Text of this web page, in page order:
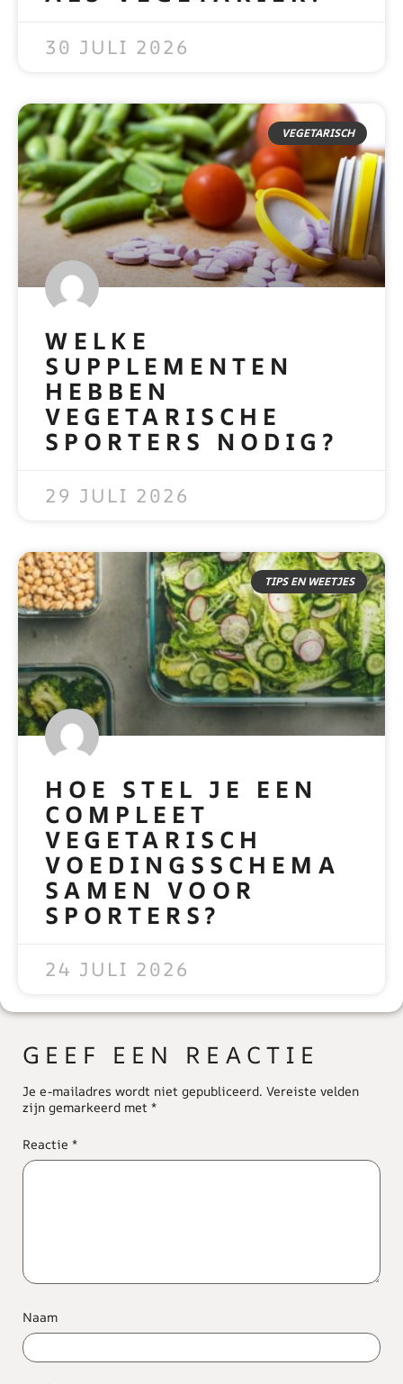
30 JULI 2026
VEGETARISCH
WELKE
SUPPLEMENTEN
HEBBEN
VEGETARISCHE
SPORTERS NODIG?
29 JULI 2026
TIPS EN WEETJES
HOE STEL JE EEN
COMPLEET
VEGETARISCH
VOEDINGSSCHEMA
SAMEN VOOR
SPORTERS?
24 JULI 2026
GEEF EEN REACTIE
Je e-mailadres wordt niet gepubliceerd. Vereiste velden
zijn gemarkeerd met *
Reactie *
Naam